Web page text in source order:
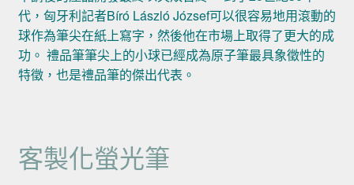
代，匈牙利記者Bíró László József可以很容易地用滾動的
球作為筆尖在紙上寫字，然後他在市場上取得了更大的成
功。 禮品筆筆尖上的小球已經成為原子筆最具象徵性的
特徵，也是禮品筆的傑出代表。
客製化螢光筆